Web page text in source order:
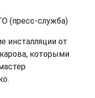
(пресс-служба)
инсталляции от
которыми